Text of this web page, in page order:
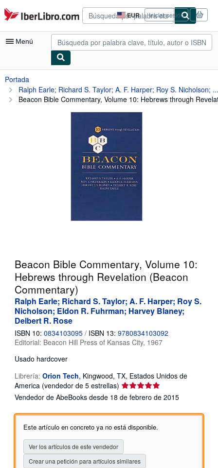
Pasar al contenido principal
IberLibro.com EUR
Preferencias
de
compra
del
Iniciar sesión
Menú
Mi cuenta
Consultar mis pedidos
Búsqueda avanzada
Portada
Ralph Earle; Richard S. Taylor; A. F. Harper; Roy S. Nicholson; ...
Beacon Bible Commentary, Volume 10: Hebrews through
Beacon Bible Commentary, Volume 10:
Hebrews through Revelation (Beacon
Commentary)
Ralph Earle; Richard S. Taylor; A. F. Harper; Roy S.
Nicholson; Eldon R. Fuhrman; Harvey Blaney;
Delbert R. Rose
ISBN 10: 0834103095 / ISBN 13: 9780834103092
Editorial: Beacon Hill Press of Kansas City, 1967
Usado hardcover
Librería: Orion Tech, Kingwood, TX, Estados Unidos de
America (vendedor de 5 estrellas) Calificación
del
5
de
estrellas
Vendedor de AbeBooks desde 18 de febrero de 2015
Este artículo en concreto ya no está disponible.
Ver los artículos de este vendedor
Crear una petición para artículos similares